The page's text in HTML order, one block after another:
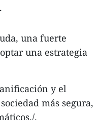
una fuerte
una estrategia
y el
más segura,
.